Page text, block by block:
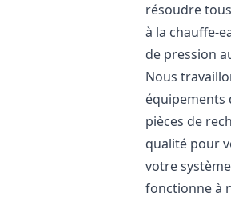
résoudre
à la chauffe-
de pression
Nous
équipements
pièces de
qualité pour
votre
fonctionne à